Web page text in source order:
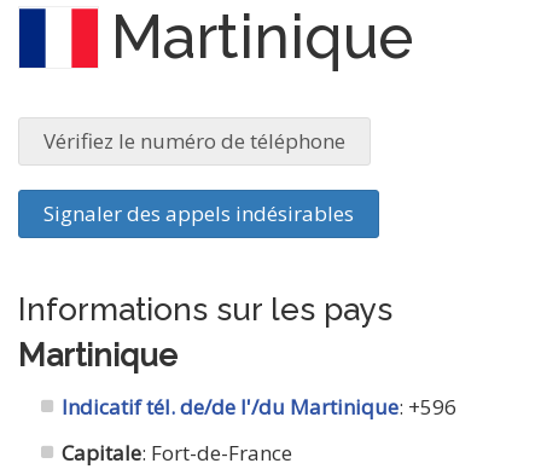
Martinique
Vérifiez le numéro de téléphone
Signaler des appels indésirables
Informations sur les pays
Martinique
Indicatif tél. de/de l'/du Martinique: +596
Capitale: Fort-de-France